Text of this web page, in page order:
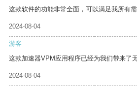
这款软件的功能非常全面，可以满足我所有需
2024-08-04
游客
这款加速器VPM应用程序已经为我们带来了
2024-08-04